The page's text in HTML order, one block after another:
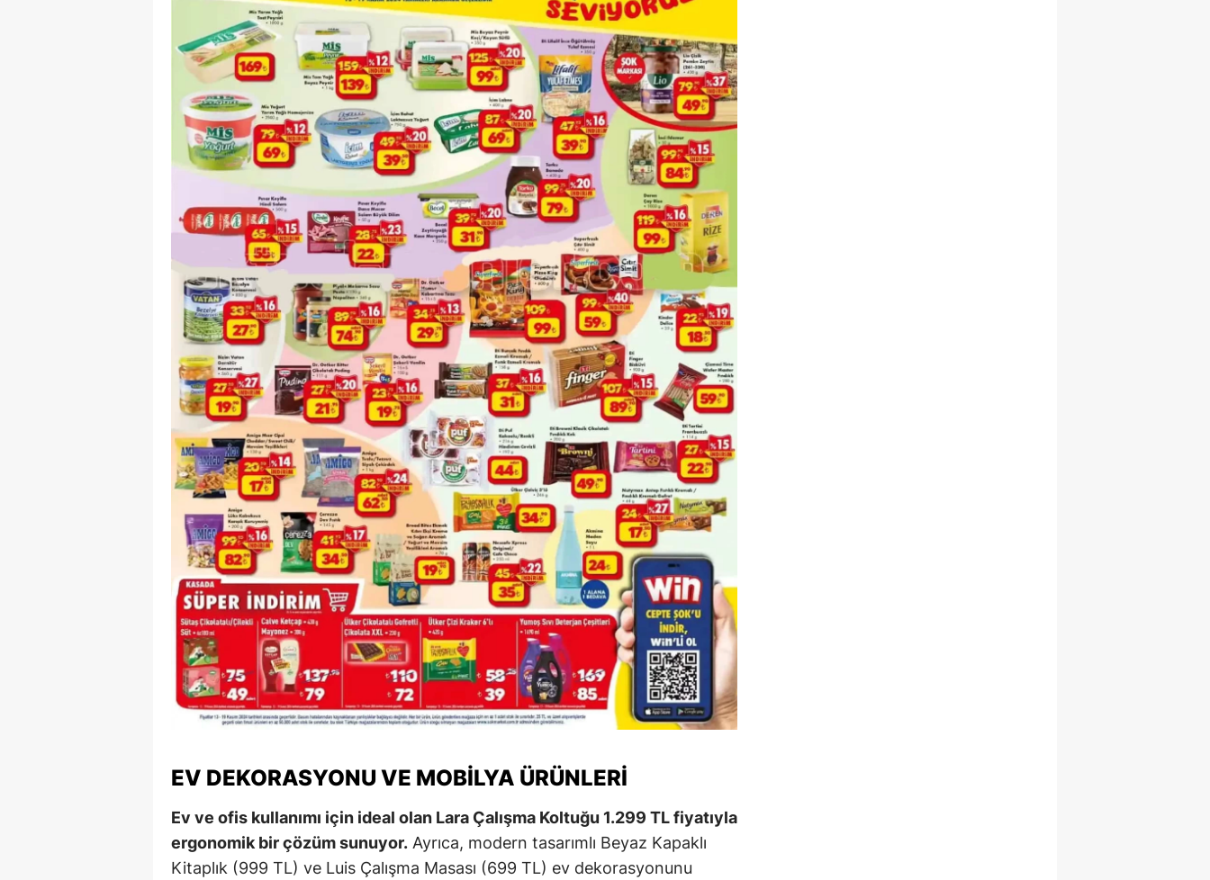
Rize
Sakarya
Samsun
Siirt
Sinop
Sivas
Tekirdağ
Trabzon
Tunceli
Şanlıurfa
Uşak
Van
Yozgat
Zonguldak
Aksaray
Bayburt
Karaman
Kırıkkale
Batman
Bartın
Ardahan
EV DEKORASYONU VE MOBILYA ÜRÜNLERI
Ev ve ofis kullanımı için ideal olan Lara Çalışma Koltuğu 1.299 TL fiyatıyla
ergonomik bir çözüm sunuyor. Ayrıca, modern tasarımlı Beyaz Kapaklı
Kitaplık (999 TL) ve Luis Çalışma Masası (699 TL) ev dekorasyonunu